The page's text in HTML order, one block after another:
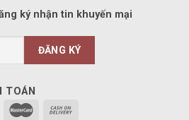
ký nhận tin khuyến mại
TOÁN